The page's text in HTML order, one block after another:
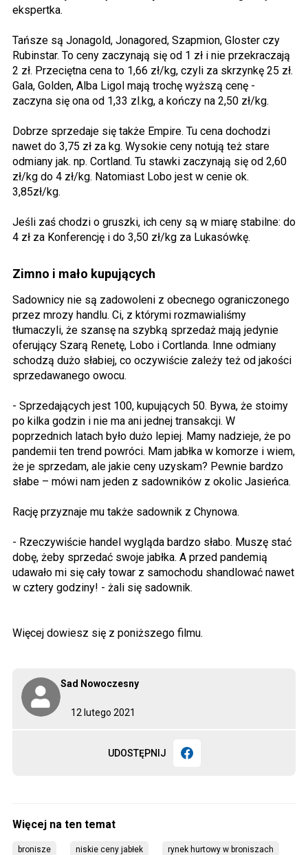
12 lutego 2021
Sad Nowoczesny
UDOSTĘPNIJ
ekspertka.
Tańsze są Jonagold, Jonagored, Szapmion, Gloster czy
Rubinstar. To ceny zaczynają się od 1 zł i nie przekraczają
2 zł. Przeciętna cena to 1,66 zł/kg, czyli za skrzynkę 25 zł.
Gala, Golden, Alba Ligol mają trochę wyższą cenę -
zaczyna się ona od 1,33 zl.kg, a kończy na 2,50 zł/kg.
Dobrze sprzedaje się także Empire. Tu cena dochodzi
nawet do 3,75 zł za kg. Wysokie ceny notują też stare
odmiany jak. np. Cortland. Tu stawki zaczynają się od 2,60
zł/kg do 4 zł/kg. Natomiast Lobo jest w cenie ok.
3,85zł/kg.
Jeśli zaś chodzi o gruszki, ich ceny są w miarę stabilne: do
4 zł za Konferencję i do 3,50 zł/kg za Lukasówkę.
Zimno i mało kupujących
Sadownicy nie są zadowoleni z obecnego ograniczonego
przez mrozy handlu. Ci, z którymi rozmawialiśmy
tłumaczyli, że szansę na szybką sprzedaż mają jedynie
oferujący Szarą Renetę, Lobo i Cortlanda. Inne odmiany
schodzą dużo słabiej, co oczywiście zależy też od jakości
sprzedawanego owocu.
- Sprzedających jest 100, kupujących 50. Bywa, że stoimy
po kilka godzin i nie ma ani jednej transakcji. W
poprzednich latach było dużo lepiej. Mamy nadzieje, że po
pandemii ten trend powróci. Mam jabłka w komorze i wiem,
że je sprzedam, ale jakie ceny uzyskam? Pewnie bardzo
słabe – mówi nam jeden z sadowników z okolic Jasieńca.
Rację przyznaje mu także sadownik z Chynowa.
- Rzeczywiście handel wygląda bardzo słabo. Muszę stać
dobę, żeby sprzedać swoje jabłka. A przed pandemią
udawało mi się cały towar z samochodu shandlować nawet
w cztery godziny! - żali się sadownik.
Więcej dowiesz się z poniższego filmu.
bronisze niskie ceny jabłek rynek hurtowy w broniszach